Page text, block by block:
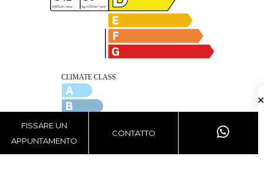
FISSARE UN
APPUNTAMENTO
CONTATTO
✕